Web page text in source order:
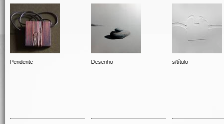
Pendente Desenho s/título